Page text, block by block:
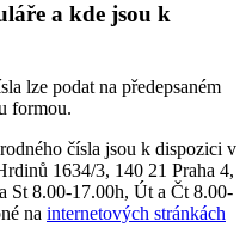
a kde jsou k
lze podat na předepsaném
formou.
čísla jsou k dispozici v
1634/3, 140 21 Praha 4,
St 8.00-17.00h, Út a Čt 8.00-
na internetových stránkách